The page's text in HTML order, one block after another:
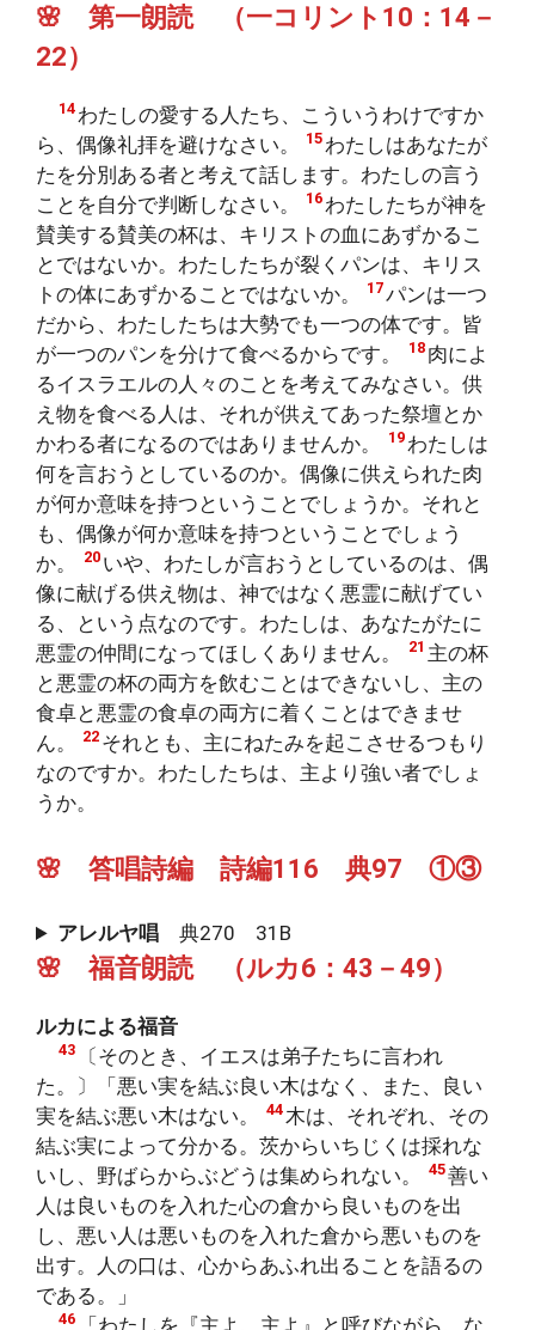
🌸 第一朗読 （一コリント10：14－
22）
14わたしの愛する人たち、こういうわけですか
ら、偶像礼拝を避けなさい。
15わたしはあなたが
たを分別ある者と考えて話します。わたしの言う
ことを自分で判断しなさい。
16わたしたちが神を
賛美する賛美の杯は、キリストの血にあずかるこ
とではないか。わたしたちが裂くパンは、キリス
トの体にあずかることではないか。
17パンは一つ
だから、わたしたちは大勢でも一つの体です。皆
が一つのパンを分けて食べるからです。
18 肉によ
るイスラエルの人々のことを考えてみなさい。供
え物を食べる人は、それが供えてあった祭壇とか
かわる者になるのではありませんか。
19わたしは
何を言おうとしているのか。偶像に供えられた肉
が何か意味を持つということでしょうか。それと
も、偶像が何か意味を持つということでしょう
か。
20 いや、わたしが言おうとしているのは、偶
像に献げる供え物は、神ではなく悪霊に献げてい
る、という点なのです。わたしは、あなたがたに
悪霊の仲間になってほしくありません。
21 主の杯
と悪霊の杯の両方を飲むことはできないし、主の
食卓と悪霊の食卓の両方に着くことはできませ
ん。
22 それとも、主にねたみを起こさせるつもり
なのですか。わたしたちは、主より強い者でしょ
うか。
🌸 答唱詩編 詩編116 典97 ①③
アレルヤ唱 典270 31B
🌸 福音朗読 （ルカ6：43－49）
ルカによる福音
43
〔そのとき、イエスは弟子たちに言われ
た。〕「悪い実を結ぶ良い木はなく、また、良い
実を結ぶ悪い木はない。
44木は、それぞれ、その
結ぶ実によって分かる。茨からいちじくは採れな
いし、野ばらからぶどうは集められない。
45善い
人は良いものを入れた心の倉から良いものを出
し、悪い人は悪いものを入れた倉から悪いものを
出す。人の口は、心からあふれ出ることを語るの
である。」
46
「わたしを『主よ、主よ』と呼びながら、な